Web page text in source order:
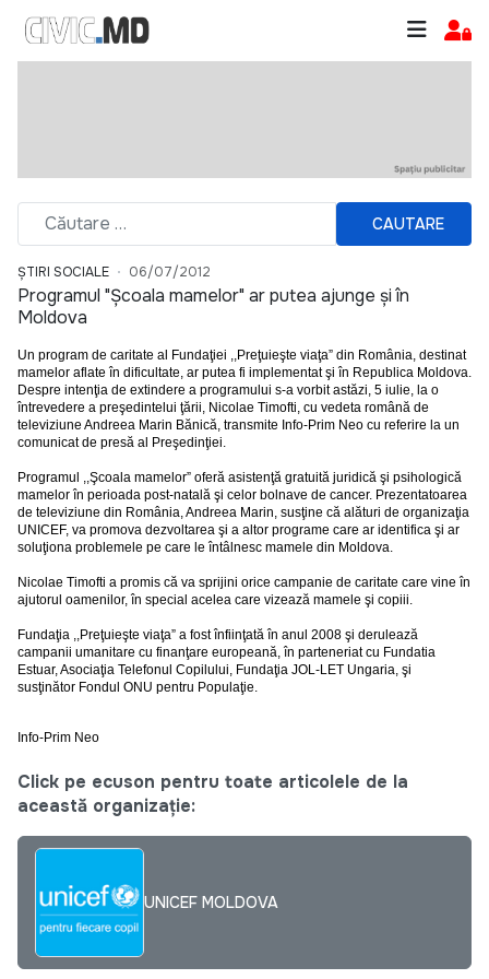
CAUTARE
ȘTIRI SOCIALE 06/07/2012
Programul "Şcoala mamelor" ar putea ajunge şi în
Moldova
Un program de caritate al Fundaţiei ,,Preţuieşte viaţa” din România, destinat
mamelor aflate în dificultate, ar putea fi implementat şi în Republica Moldova.
Despre intenţia de extindere a programului s-a vorbit astăzi, 5 iulie, la o
întrevedere a preşedintelui ţării, Nicolae Timofti, cu vedeta română de
televiziune Andreea Marin Bănică, transmite Info-Prim Neo cu referire la un
comunicat de presă al Preşedinţiei.
Programul ,,Şcoala mamelor” oferă asistenţă gratuită juridică şi psihologică
mamelor în perioada post-natală şi celor bolnave de cancer. Prezentatoarea
de televiziune din România, Andreea Marin, susţine că alături de organizaţia
UNICEF, va promova dezvoltarea şi a altor programe care ar identifica şi ar
soluţiona problemele pe care le întâlnesc mamele din Moldova.
Nicolae Timofti a promis că va sprijini orice campanie de caritate care vine în
ajutorul oamenilor, în special acelea care vizează mamele şi copiii.
Fundaţia ,,Preţuieşte viaţa” a fost înfiinţată în anul 2008 şi derulează
campanii umanitare cu finanţare europeană, în parteneriat cu Fundatia
Estuar, Asociaţia Telefonul Copilului, Fundaţia JOL-LET Ungaria, şi
susţinător Fondul ONU pentru Populaţie.
Info-Prim Neo
Click pe ecuson pentru toate articolele de la
această organizație:
UNICEF MOLDOVA